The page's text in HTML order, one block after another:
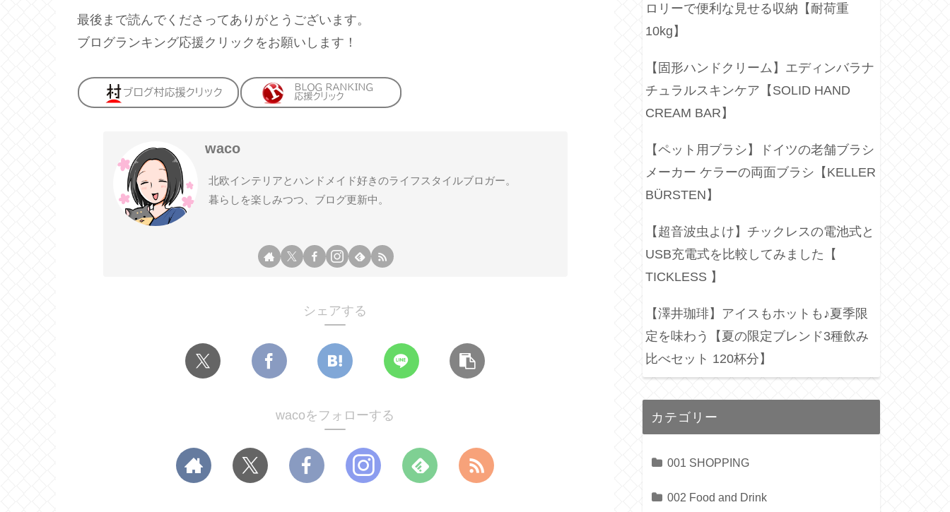
最後まで読んでくださってありがとうございます。
ブログランキング応援クリックをお願いします！
waco
北欧インテリアとハンドメイド好きのライフスタイルブロガー。
暮らしを楽しみつつ、ブログ更新中。
シェアする
wacoをフォローする
ロリーで便利な見せる収納【耐荷重
10kg】
【固形ハンドクリーム】エディンバラナ
チュラルスキンケア【SOLID HAND
CREAM BAR】
【ペット用ブラシ】ドイツの老舗ブラシ
メーカー ケラーの両面ブラシ【KELLER
BÜRSTEN】
【超音波虫よけ】チックレスの電池式と
USB充電式を比較してみました【
TICKLESS 】
【澤井珈琲】アイスもホットも♪夏季限
定を味わう【夏の限定ブレンド3種飲み
比べセット 120杯分】
カテゴリー
001 SHOPPING
002 Food and Drink